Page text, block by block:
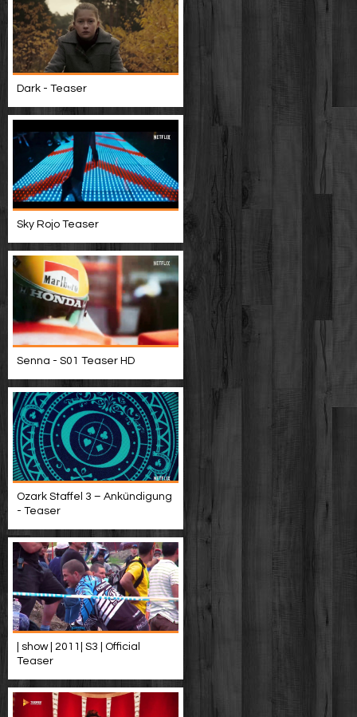
Dark - Teaser
Sky Rojo Teaser
Senna - S01 Teaser HD
Ozark Staffel 3 – Ankündigung
- Teaser
| show | 2011| S3 | Official
Teaser